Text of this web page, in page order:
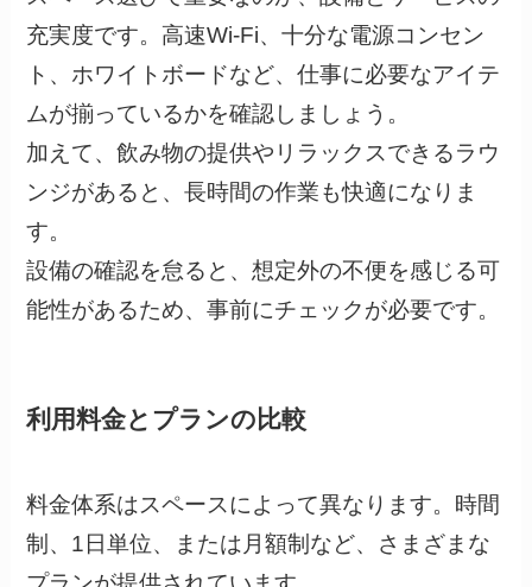
充実度です。高速Wi-Fi、十分な電源コンセン
ト、ホワイトボードなど、仕事に必要なアイテ
ムが揃っているかを確認しましょう。
加えて、飲み物の提供やリラックスできるラウ
ンジがあると、長時間の作業も快適になりま
す。
設備の確認を怠ると、想定外の不便を感じる可
能性があるため、事前にチェックが必要です。
利用料金とプランの比較
料金体系はスペースによって異なります。時間
制、1日単位、または月額制など、さまざまな